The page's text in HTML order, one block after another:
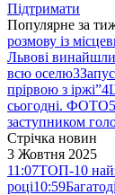
Підтримати
Популярне за
розмову із
Львові винайшли
всю оселю3
прірвою з іржі”4
сьогодні. ФОТО5
заступником
Стрічка новин
3 Жовтня 2025
11:07ТОП-10
році10:59